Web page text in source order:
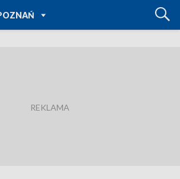
POWRÓT DO
TVP REGIONY